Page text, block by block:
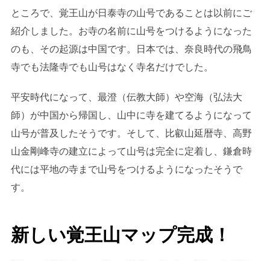
ところで、覚王山が日泰寺の山号であることは以前にご
紹介しました。お寺の名前に山号をつけるようになった
のも、その起源は中国です。日本では、奈良時代の飛鳥
寺でも法隆寺でも山号はなく寺名だけでした。
平安時代になって、最澄（伝教大師）や空海（弘法大
師）が中国から帰国し、山中に寺を建てるようになって
山号が普及したそうです。そして、比叡山延暦寺、高野
山金剛峰寺の建立によって山号は完全に定着し、鎌倉時
代には平地の寺まで山号をつけるようになったそうで
す。
新しい覚王山マップ完成！